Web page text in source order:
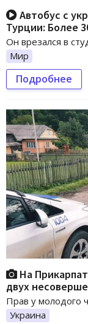
Автобус с
Турции: Более
Он врезался в
Мир
Подробнее
На
двух
Прав у молодого
Украина